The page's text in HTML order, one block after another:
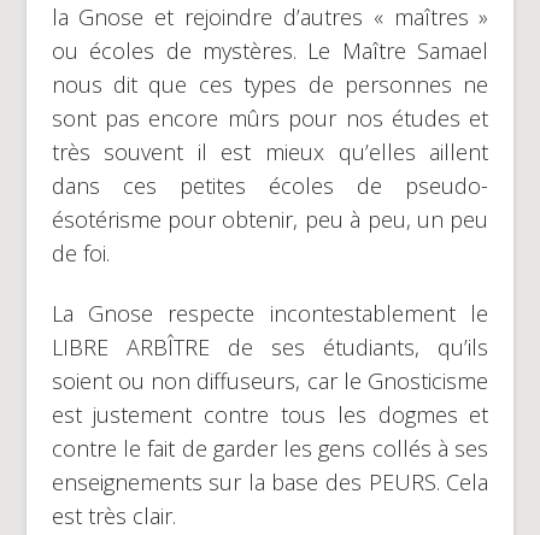
la Gnose et rejoindre d’autres « maîtres »
ou écoles de mystères. Le Maître Samael
nous dit que ces types de personnes ne
sont pas encore mûrs pour nos études et
très souvent il est mieux qu’elles aillent
dans ces petites écoles de pseudo-
ésotérisme pour obtenir, peu à peu, un peu
de foi.
La Gnose respecte incontestablement le
LIBRE ARBÎTRE de ses étudiants, qu’ils
soient ou non diffuseurs, car le Gnosticisme
est justement contre tous les dogmes et
contre le fait de garder les gens collés à ses
enseignements sur la base des PEURS. Cela
est très clair.